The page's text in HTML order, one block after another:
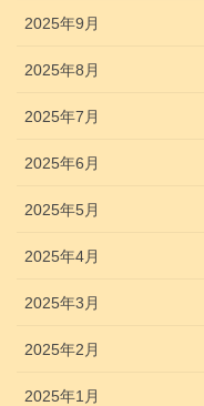
2025年9月
2025年8月
2025年7月
2025年6月
2025年5月
2025年4月
2025年3月
2025年2月
2025年1月